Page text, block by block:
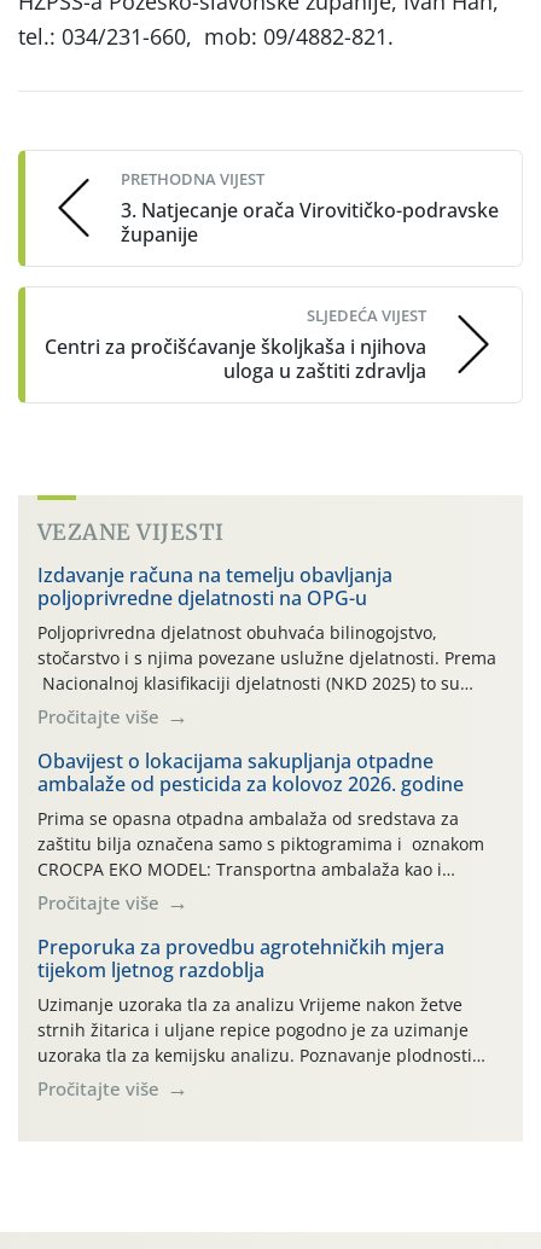
tel.: 034/231-660, mob: 09/4882-821.
navigation
PRETHODNA VIJEST
3. Natjecanje orača Virovitičko-podravske
županije
SLJEDEĆA VIJEST
Centri za pročišćavanje školjkaša i njihova
uloga u zaštiti zdravlja
VEZANE VIJESTI
Izdavanje računa na temelju obavljanja
poljoprivredne djelatnosti na OPG-u
Poljoprivredna djelatnost obuhvaća bilinogojstvo,
stočarstvo i s njima povezane uslužne djelatnosti. Prema
Nacionalnoj klasifikaciji djelatnosti (NKD 2025) to su
skupne 01.1, 01.2, 01.3, 01.4, 01.5 i 01.6. Djelatnost
prerade poljoprivrednih proizvoda je svako djelovanje na
poljoprivredni proizvod čiji je rezultat proizvod koji
također može biti poljoprivredni proizvod poput npr.
maslinovog ulja, bučinog ulja, vino od […]
Pročitajte više
Obavijest o lokacijama sakupljanja otpadne
ambalaže od pesticida za kolovoz 2026. godine
Prima se opasna otpadna ambalaža od sredstava za
zaštitu bilja označena samo s piktogramima i oznakom
CROCPA EKO MODEL: Transportna ambalaža kao i
ambalaža drugih proizvoda koji nisu sredstva za zaštitu
bilja (npr. ambalaža od mineralnih gnojiva,) se ne
prihvaća. Korisnicima je osiguran besplatni povrat
prazne ambalaže isključivo ovih tvrtki: AGROCHEM-MAKS,
AGRONOM, ALBAUGH TKI* (PINUS […]
Pročitajte više
Preporuka za provedbu agrotehničkih mjera
tijekom ljetnog razdoblja
Uzimanje uzoraka tla za analizu Vrijeme nakon žetve
strnih žitarica i uljane repice pogodno je za uzimanje
uzoraka tla za kemijsku analizu. Poznavanje plodnosti
parcele temelj je za pravilnu gnojidbu. Samo
izbalansiranom i pravodobnom gnojidbom možemo
Pročitajte više